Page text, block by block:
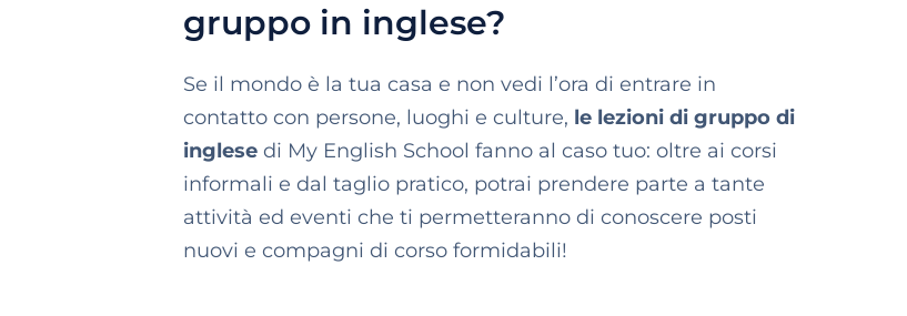
gruppo in inglese?
Se il mondo è la tua casa e non vedi l’ora di entrare in
contatto con persone, luoghi e culture, le lezioni di gruppo di
inglese di My English School fanno al caso tuo: oltre ai corsi
informali e dal taglio pratico, potrai prendere parte a tante
attività ed eventi che ti permetteranno di conoscere posti
nuovi e compagni di corso formidabili!